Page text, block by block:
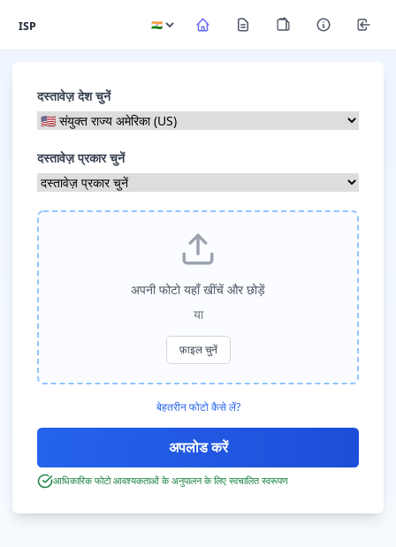
ISP
दस्तावेज़ देश चुनें
दस्तावेज़ प्रकार चुनें
अपनी फोटो यहाँ खींचें और छोड़ें
या
फ़ाइल चुनें
बेहतरीन फोटो कैसे लें?
आधिकारिक फोटो आवश्यकताओं के अनुपालन के लिए स्वचालित स्वरूपण